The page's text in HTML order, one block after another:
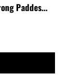
Paddes...